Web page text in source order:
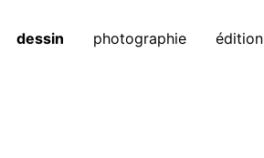
dessin photographie édition